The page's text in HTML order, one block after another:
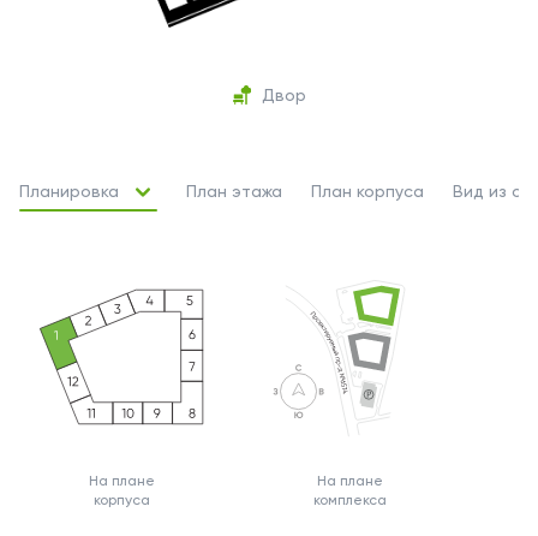
Двор
Планировка План этажа План корпуса Вид из
На плане
корпуса
На плане
комплекса